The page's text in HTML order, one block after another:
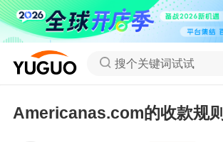
搜个关键词试试
Americanas.com的收款规则